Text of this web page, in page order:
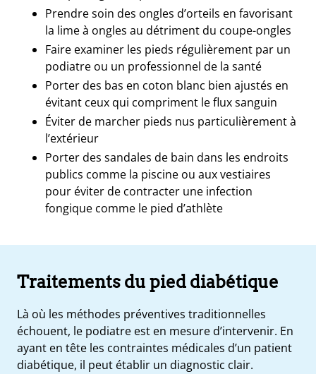
Prendre soin des ongles d’orteils en favorisant
la lime à ongles au détriment du coupe-ongles
Faire examiner les pieds régulièrement par un
podiatre ou un professionnel de la santé
Porter des bas en coton blanc bien ajustés en
évitant ceux qui compriment le flux sanguin
Éviter de marcher pieds nus particulièrement à
l’extérieur
Porter des sandales de bain dans les endroits
publics comme la piscine ou aux vestiaires
pour éviter de contracter une infection
fongique comme le pied d’athlète
Traitements du pied diabétique
Là où les méthodes préventives traditionnelles
échouent, le podiatre est en mesure d’intervenir. En
ayant en tête les contraintes médicales d’un patient
diabétique, il peut établir un diagnostic clair.